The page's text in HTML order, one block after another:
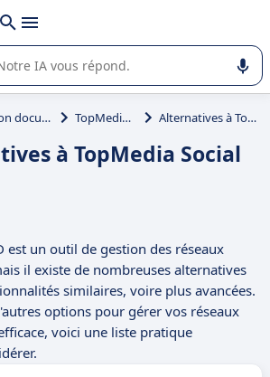
avec
dans l'utilisation ou la sélection de
Gestion documentaire (GED) TopMedia Social NED Alternatives à TopMedia Social NED
à TopMedia Social
est un outil de gestion des réseaux
il existe de nombreuses alternatives
similaires, voire plus avancées.
options pour gérer vos réseaux
voici une liste pratique